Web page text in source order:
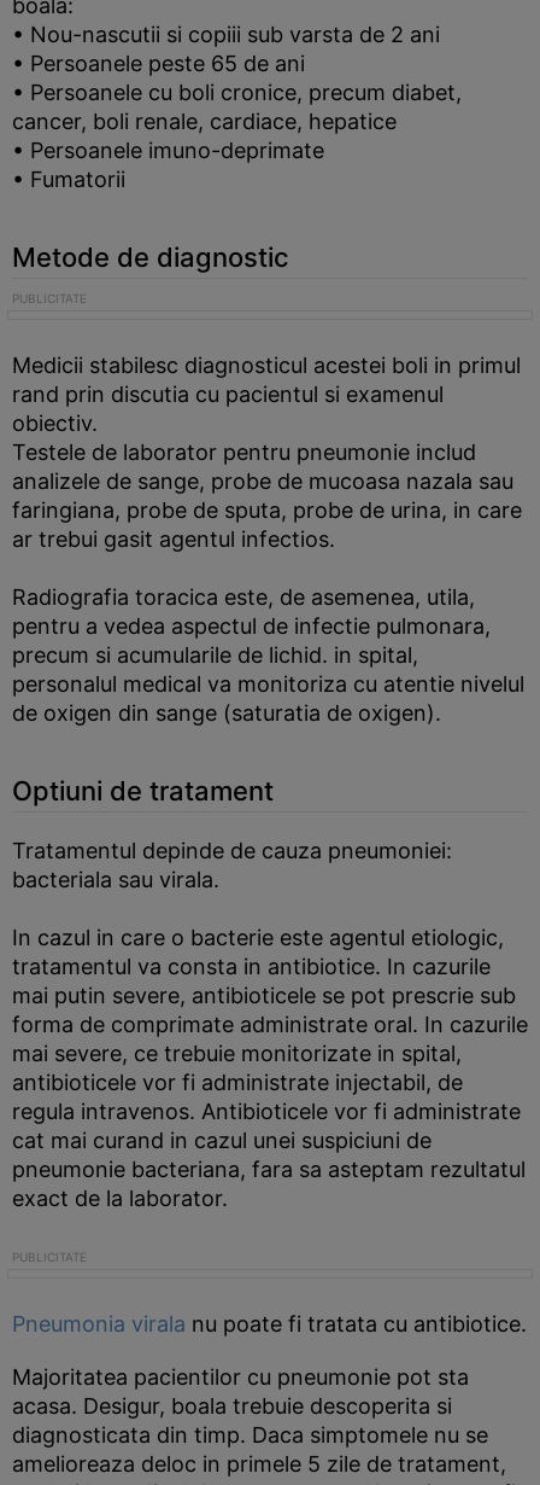
boala:
• Nou-nascutii si copiii sub varsta de 2 ani
• Persoanele peste 65 de ani
• Persoanele cu boli cronice, precum diabet,
cancer, boli renale, cardiace, hepatice
• Persoanele imuno-deprimate
• Fumatorii
Metode de diagnostic
Medicii stabilesc diagnosticul acestei boli in primul
rand prin discutia cu pacientul si examenul
obiectiv.
Testele de laborator pentru pneumonie includ
analizele de sange, probe de mucoasa nazala sau
faringiana, probe de sputa, probe de urina, in care
ar trebui gasit agentul infectios.
Radiografia toracica este, de asemenea, utila,
pentru a vedea aspectul de infectie pulmonara,
precum si acumularile de lichid. in spital,
personalul medical va monitoriza cu atentie nivelul
de oxigen din sange (saturatia de oxigen).
Optiuni de tratament
Tratamentul depinde de cauza pneumoniei:
bacteriala sau virala.
In cazul in care o bacterie este agentul etiologic,
tratamentul va consta in antibiotice. In cazurile
mai putin severe, antibioticele se pot prescrie sub
forma de comprimate administrate oral. In cazurile
mai severe, ce trebuie monitorizate in spital,
antibioticele vor fi administrate injectabil, de
regula intravenos. Antibioticele vor fi administrate
cat mai curand in cazul unei suspiciuni de
pneumonie bacteriana, fara sa asteptam rezultatul
exact de la laborator.
Pneumonia virala nu poate fi tratata cu antibiotice.
Majoritatea pacientilor cu pneumonie pot sta
acasa. Desigur, boala trebuie descoperita si
diagnosticata din timp. Daca simptomele nu se
amelioreaza deloc in primele 5 zile de tratament,